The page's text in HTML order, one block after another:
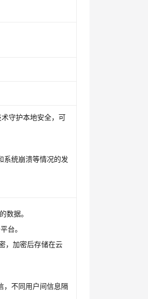
守护本地安全，可
系统崩溃等情况的发
数据。
台。
，加密后存储在云
，不同用户间信息隔